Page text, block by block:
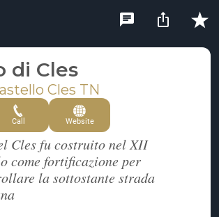
di Cles
Cles TN
Call Website
Cles fu costruito nel XII
come fortificazione per
la sottostante strada